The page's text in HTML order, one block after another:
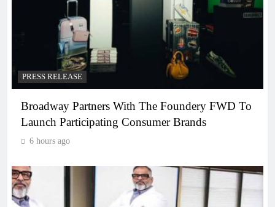
PRESS RELEASE
Broadway Partners With The Foundery FWD To
Launch Participating Consumer Brands
6 hours ago